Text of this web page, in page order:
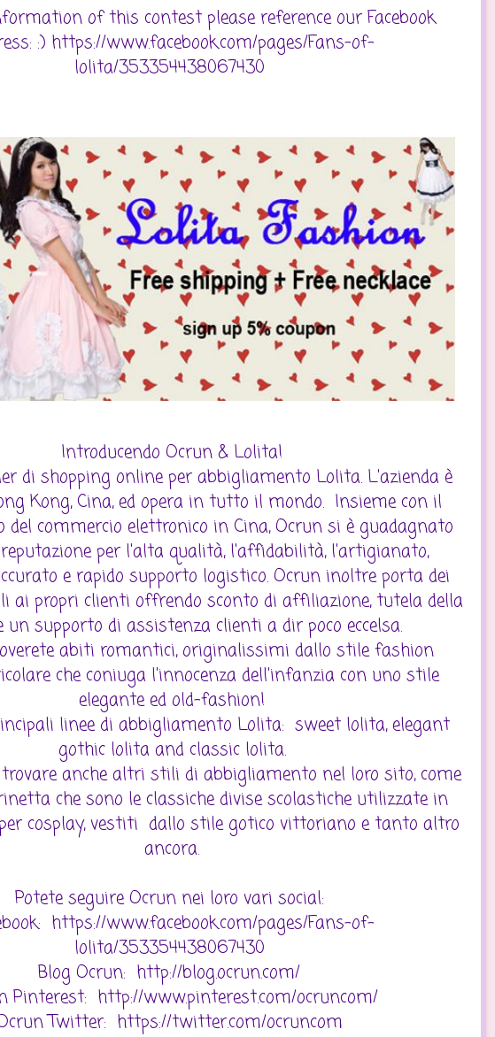
of this contest please reference our Facebook
:) https://www.facebook.com/pages/Fans-of-
lolita/353354438067430
Introducendo Ocrun & Lolita!
di shopping online per abbigliamento Lolita. L'azienda è
Kong, Cina, ed opera in tutto il mondo. Insieme con il
del commercio elettronico in Cina, Ocrun si è guadagnato
per l'alta qualità, l'affidabilità, l'artigianato,
e rapido supporto logistico. Ocrun inoltre porta dei
ai propri clienti offrendo sconto di affiliazione, tutela della
un supporto di assistenza clienti a dir poco eccelsa.
abiti romantici, originalissimi dallo stile fashion
che coniuga l'innocenza dell'infanzia con uno stile
elegante ed old-fashion!
linee di abbigliamento Lolita: sweet lolita, elegant
gothic lolita and classic lolita.
anche altri stili di abbigliamento nel loro sito, come
che sono le classiche divise scolastiche utilizzate in
cosplay, vestiti dallo stile gotico vittoriano e tanto altro
ancora.
Potete seguire Ocrun nei loro vari social:
https://www.facebook.com/pages/Fans-of-
lolita/353354438067430
Blog Ocrun: http://blog.ocrun.com/
Pinterest: http://www.pinterest.com/ocruncom/
Twitter: https://twitter.com/ocruncom